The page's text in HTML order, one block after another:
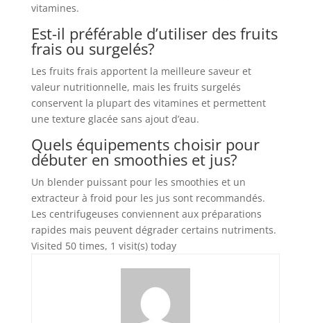
vitamines.
Est-il préférable d’utiliser des fruits
frais ou surgelés?
Les fruits frais apportent la meilleure saveur et
valeur nutritionnelle, mais les fruits surgelés
conservent la plupart des vitamines et permettent
une texture glacée sans ajout d’eau.
Quels équipements choisir pour
débuter en smoothies et jus?
Un blender puissant pour les smoothies et un
extracteur à froid pour les jus sont recommandés.
Les centrifugeuses conviennent aux préparations
rapides mais peuvent dégrader certains nutriments.
Visited 50 times, 1 visit(s) today